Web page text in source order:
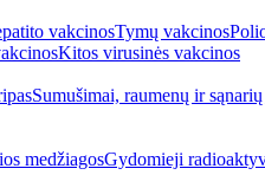
vakcinosTymų vakcinos
Kitos virusinės vakcinos
Sumušimai, raumenų ir
medžiagosGydomieji